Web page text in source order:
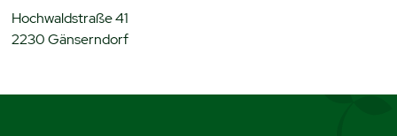
Hochwaldstraße 41
2230 Gänserndorf